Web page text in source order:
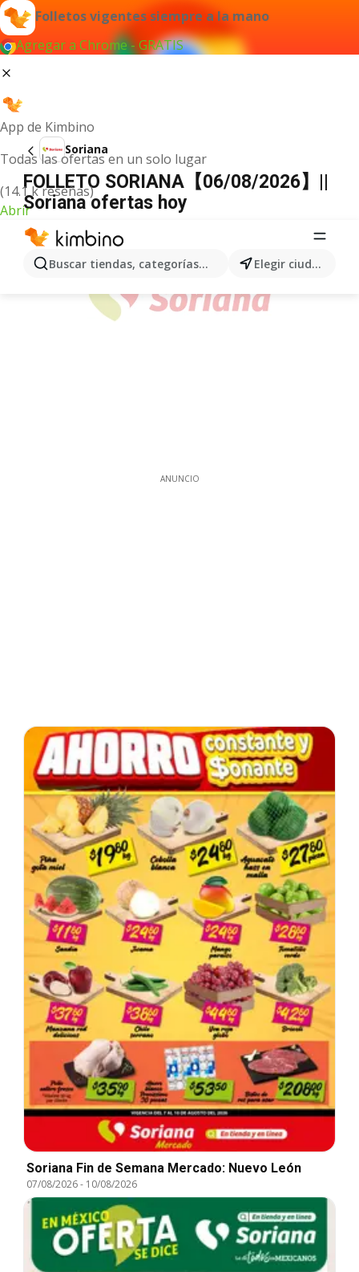
Folletos vigentes siempre a la mano
Agregar a Chrome - GRATIS
App de Kimbino
Todas las ofertas en un solo lugar
(14.1 k reseñas)
Abrir
Buscar tiendas, categorías, productos... Elegir ciudad
Soriana
FOLLETO SORIANA【06/08/2026】||
Soriana ofertas hoy
ANUNCIO
Soriana Fin de Semana Mercado: Nuevo León
07/08/2026- 10/08/2026